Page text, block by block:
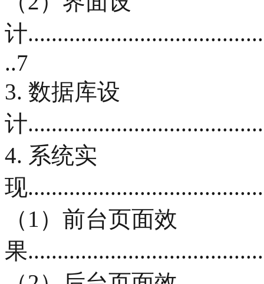
计
..7
3. 数据库设
计
4. 系统实
现
（1）前台页面效
果